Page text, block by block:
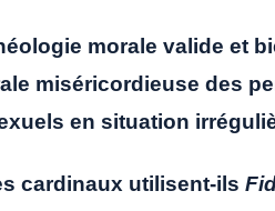
morale valide et
miséricordieuse des
en situation
cardinaux utilisent-ils